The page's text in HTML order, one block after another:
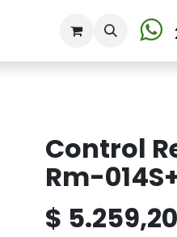
Control
Rm-
$ 5.259,20